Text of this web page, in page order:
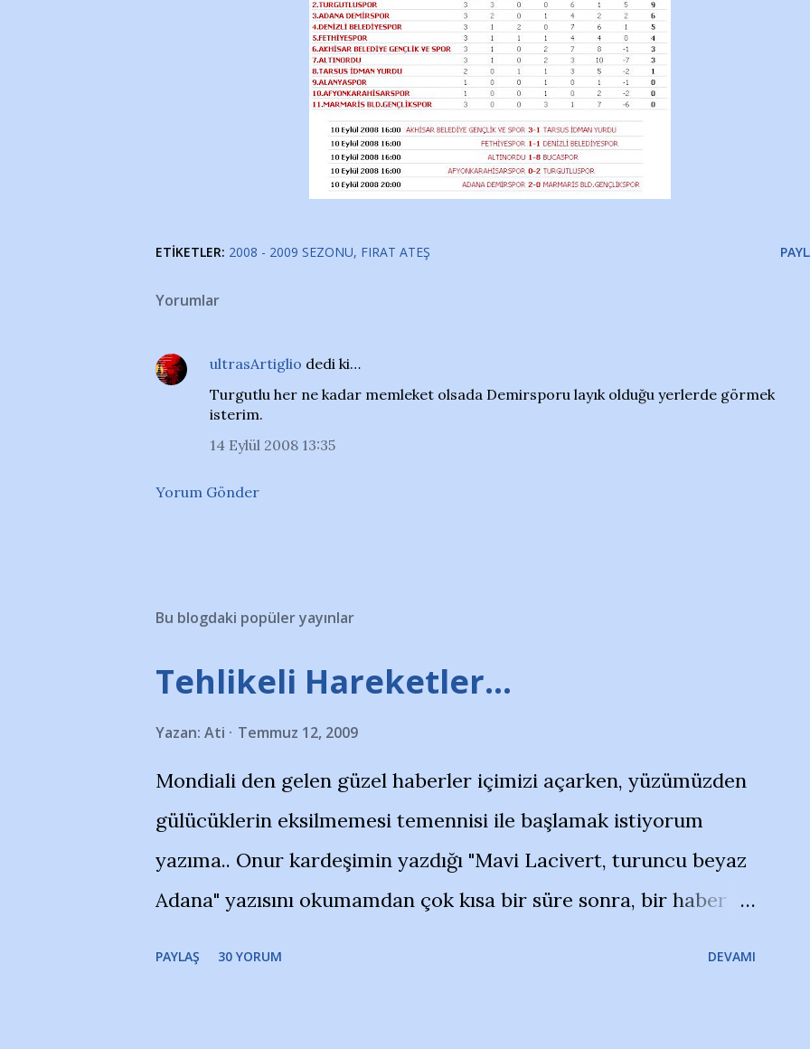
ETIKETLER: 2008 - 2009 SEZONU FIRAT ATEŞ
Yorumlar
ultrasArtiglio dedi ki…
Turgutlu her ne kadar memleket olsada Demirsporu layık olduğu yerlerde görmek
isterim.
14 Eylül 2008 13:35
Yorum Gönder
Bu blogdaki popüler yayınlar
Tehlikeli Hareketler...
Yazan: Ati Temmuz 12, 2009
Mondiali den gelen güzel haberler içimizi açarken, yüzümüzden
gülücüklerin eksilmemesi temennisi ile başlamak istiyorum
yazıma.. Onur kardeşimin yazdığı "Mavi Lacivert, turuncu beyaz
Adana" yazısını okumamdan çok kısa bir süre sonra, bir haber
PAYLAŞ 30 YORUM DEVAMI